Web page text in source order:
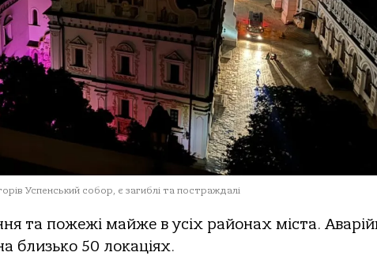
Успенський собор, є загиблі та постраждалі
та пожежі майже в усіх районах міста.
близько 50 локаціях.